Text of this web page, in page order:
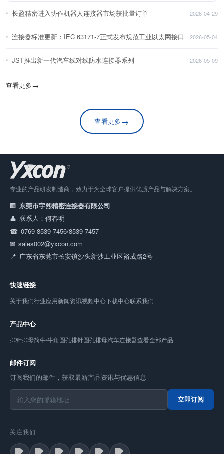
长盈精密进入协作机器人连接器市场获批量订单 2026-04-29
连接器标准更新：IEC 63171-7正式发布规范工业以太网接口 2026-05-04
JST推出新一代汽车线对线防水连接器系列 2026-05-09
查看更多→
查看更多→
专业的产品研发制造商，致力于为全球客户提供优质产品与解决方案。
东莞市宇熙精密连接器有限公司
联系人：何春明
0769-8539 7456/8539 7457
sales002@yxcon.com
广东省东莞市长安镇沙头新沙工业区裕成路2号
快速链接
关于我们行业应用新闻资讯视频中心下载中心联系我们
产品中心
排针排母简牛/牛角圆孔排针圆孔排母汽车连接器查看全部产品
邮件订阅
订阅我们的邮件，获取最新产品资讯与优惠信息
立即订阅
关注我们